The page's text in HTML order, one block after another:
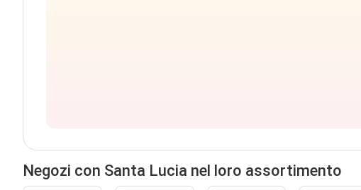
Negozi con Santa Lucia nel loro assortimento